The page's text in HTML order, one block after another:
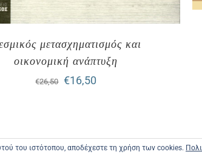
μετασχηματισμός και
οικονομική ανάπτυξη
€26,50 Original
€26,50.
€16,50
είναι:
του ιστότοπου, αποδέχεστε τη χρήση των cookies.